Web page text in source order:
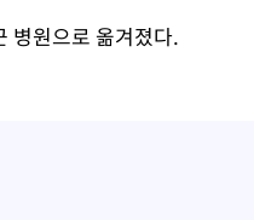
병원으로 옮겨졌다.
6